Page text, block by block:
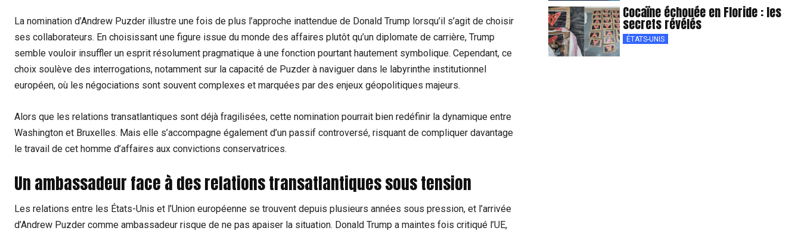
La nomination d’Andrew Puzder illustre une fois de plus l’approche inattendue de Donald Trump lorsqu’il s’agit de choisir
ses collaborateurs. En choisissant une figure issue du monde des affaires plutôt qu’un diplomate de carrière, Trump
semble vouloir insuffler un esprit résolument pragmatique à une fonction pourtant hautement symbolique. Cependant, ce
choix soulève des interrogations, notamment sur la capacité de Puzder à naviguer dans le labyrinthe institutionnel
européen, où les négociations sont souvent complexes et marquées par des enjeux géopolitiques majeurs.
Alors que les relations transatlantiques sont déjà fragilisées, cette nomination pourrait bien redéfinir la dynamique entre
Washington et Bruxelles. Mais elle s’accompagne également d’un passif controversé, risquant de compliquer davantage
le travail de cet homme d’affaires aux convictions conservatrices.
Un ambassadeur face à des relations transatlantiques sous tension
Les relations entre les États-Unis et l’Union européenne se trouvent depuis plusieurs années sous pression, et l’arrivée
d’Andrew Puzder comme ambassadeur risque de ne pas apaiser la situation. Donald Trump a maintes fois critiqué l’UE,
Cocaïne échouée en Floride : les
secrets révélés
ÉTATS-UNIS